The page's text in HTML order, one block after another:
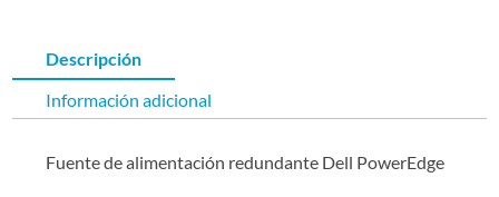
Descripción
Información adicional
Fuente de alimentación redundante Dell PowerEdge